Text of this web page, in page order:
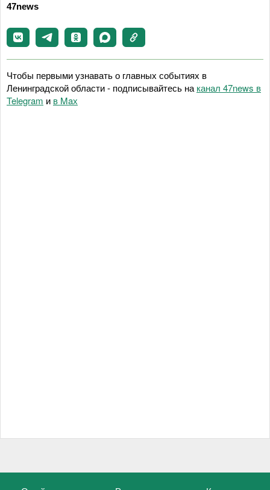
47news
Чтобы первыми узнавать о главных событиях в
Ленинградской области - подписывайтесь на канал 47news в
Telegram и в Maх